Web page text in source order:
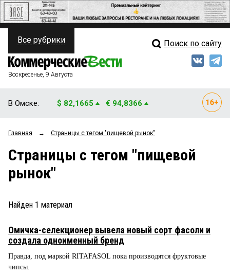
ПОЛИТИКА
ФИНАНСЫ
ОБЩЕСТВО
ЗАКОН
ПРОИСШЕСТВИЯ
СТИЛЬ ЖИЗНИ
Свежий выпуск
Мнения
Рейтинги
Все рубрики Поиск по сайту
Воскресенье, 9 Августа
В Омске: $ 82,1665 € 94,8366
Главная → Страницы c тегом "пищевой рынок"
Страницы c тегом "пищевой
рынок"
Найден 1 материал
Омичка-селекционер вывела новый сорт фасоли и
создала одноименный бренд
Правда, под маркой RITAFASOL пока производятся фруктовые
чипсы.